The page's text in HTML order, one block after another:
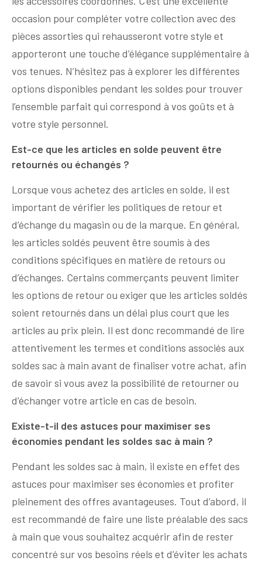
occasion pour compléter votre collection avec des
pièces assorties qui rehausseront votre style et
apporteront une touche d’élégance supplémentaire à
vos tenues. N’hésitez pas à explorer les différentes
options disponibles pendant les soldes pour trouver
l’ensemble parfait qui correspond à vos goûts et à
votre style personnel.
Est-ce que les articles en solde peuvent être
retournés ou échangés ?
Lorsque vous achetez des articles en solde, il est
important de vérifier les politiques de retour et
d’échange du magasin ou de la marque. En général,
les articles soldés peuvent être soumis à des
conditions spécifiques en matière de retours ou
d’échanges. Certains commerçants peuvent limiter
les options de retour ou exiger que les articles soldés
soient retournés dans un délai plus court que les
articles au prix plein. Il est donc recommandé de lire
attentivement les termes et conditions associés aux
soldes sac à main avant de finaliser votre achat, afin
de savoir si vous avez la possibilité de retourner ou
d’échanger votre article en cas de besoin.
Existe-t-il des astuces pour maximiser ses
économies pendant les soldes sac à main ?
Pendant les soldes sac à main, il existe en effet des
astuces pour maximiser ses économies et profiter
pleinement des offres avantageuses. Tout d’abord, il
est recommandé de faire une liste préalable des sacs
à main que vous souhaitez acquérir afin de rester
concentré sur vos besoins réels et d’éviter les achats